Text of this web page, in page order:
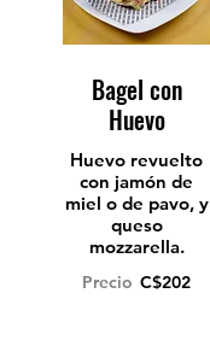
Bagel con
Huevo
Huevo revuelto
con jamón de
miel o de pavo, y
queso
mozzarella.
Precio C$202